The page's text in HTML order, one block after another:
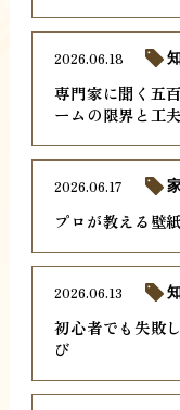
専門家に聞く五
ームの限界と工夫
2026.06.18
プロが教える壁
2026.06.17
初心者でも失敗
び
2026.06.13